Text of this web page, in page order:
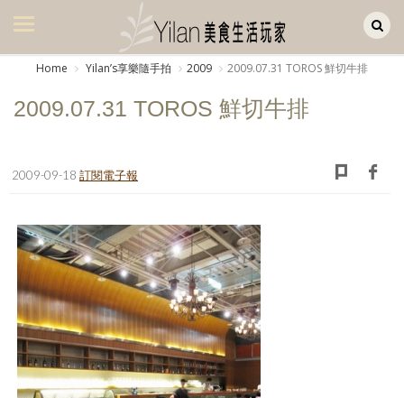
美食集
生活風
書房集
日記簿
餐桌週記
享樂隨手拍
Home Yilanʼs享樂隨手拍 2009 2009.07.31 TOROS 鮮切牛排
2009.07.31 TOROS 鮮切牛排
2009-09-18 訂閱電子報